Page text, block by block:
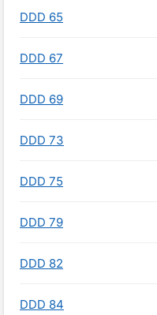
DDD 65
DDD 67
DDD 69
DDD 73
DDD 75
DDD 79
DDD 82
DDD 84